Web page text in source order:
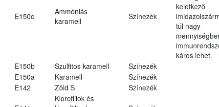
E150c
Ammóniás
karamell
Színezék
keletkező
túl nagy
káros lehet.
E150b
Szulfitos karamell
Színezék
E150a
Karamell
Színezék
E142
Zöld S Színezék
Klorofillok és